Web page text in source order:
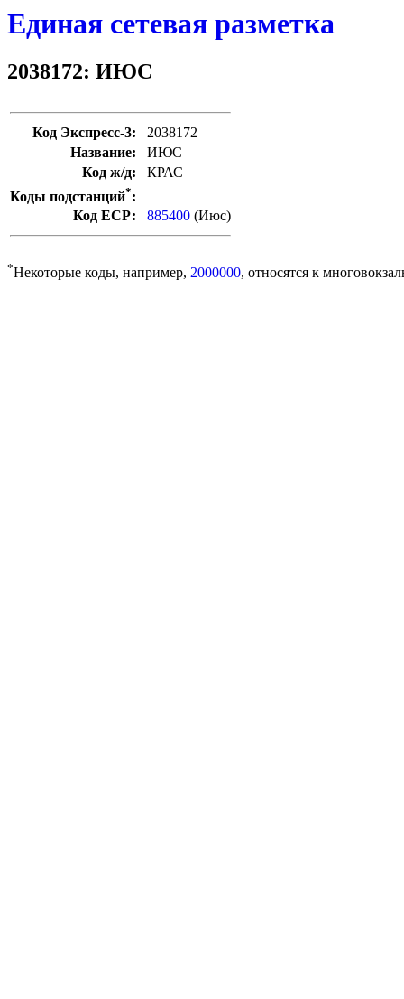
Единая сетевая разметка
2038172: ИЮС
Код Экспресс-3:
2038172
Название:
ИЮС
Код ж/д:
КРАС
Коды подстанций*:
Код ЕСР:
885400 (Июс)
*Некоторые коды, например, 2000000, относятся к